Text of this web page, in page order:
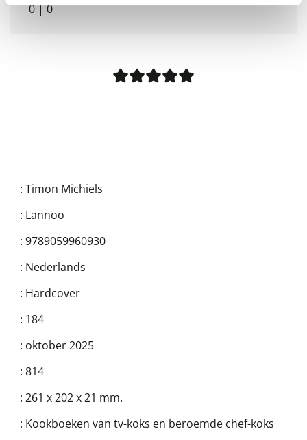
0|0
: Timon Michiels
: Lannoo
: 9789059960930
: Nederlands
: Hardcover
: 184
: oktober 2025
: 814
: 261 x 202 x 21 mm.
: Kookboeken van tv-koks en beroemde chef-koks